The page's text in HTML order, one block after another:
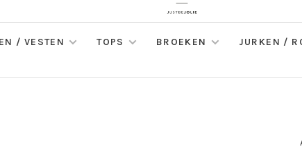
/ VESTEN TOPS BROEKEN JURKEN /